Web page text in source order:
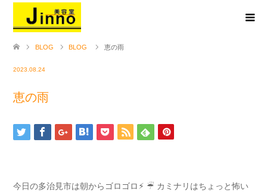
BLOG BLOG 恵の雨
2023.08.24
恵の雨
今日の多治見市は朝からゴロゴロ⚡︎ ☔︎ カミナリはちょっと怖い